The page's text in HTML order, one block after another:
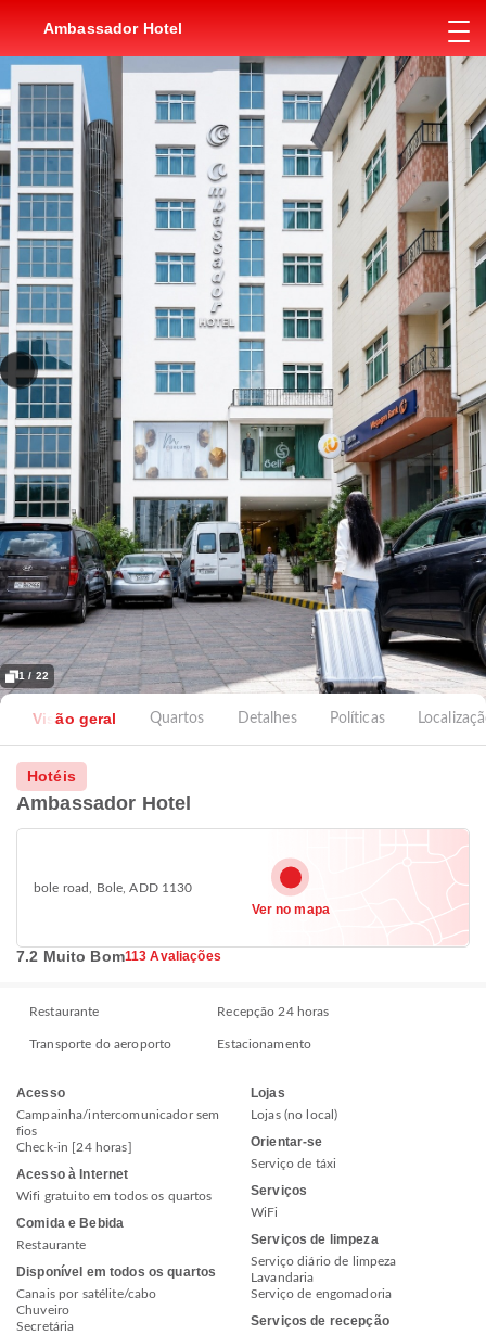
Ambassador Hotel
1 / 22
Visão geral Quartos Detalhes Políticas
Hotéis
Ambassador Hotel
bole road, Bole, ADD 1130
Ver no mapa
7.2 Muito Bom113 Avaliações
Restaurante Recepção 24 horas
Transporte do aeroporto Estacionamento
Acesso
Campainha/intercomunicador sem
fios
Check-in [24 horas]
Acesso à Internet
Wifi gratuito em todos os quartos
Comida e Bebida
Restaurante
Disponível em todos os quartos
Canais por satélite/cabo
Chuveiro
Secretária
Lojas
Lojas (no local)
Orientar-se
Serviço de táxi
Serviços
WiFi
Serviços de limpeza
Serviço diário de limpeza
Lavandaria
Serviço de engomadoria
Serviços de recepção